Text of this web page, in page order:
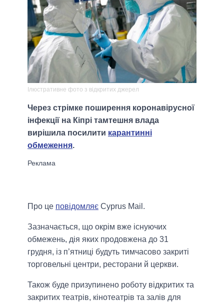
Ілюстративне фото з відкритих джерел
Через стрімке поширення коронавірусної
інфекції на Кіпрі тамтешня влада
вирішила посилити карантинні
обмеження.
Про це повідомляє Cyprus Mail.
Зазначається, що окрім вже існуючих
обмежень, дія яких продовжена до 31
грудня, із п’ятниці будуть тимчасово закриті
торговельні центри, ресторани й церкви.
Також буде призупинено роботу відкритих та
закритих театрів, кінотеатрів та залів для